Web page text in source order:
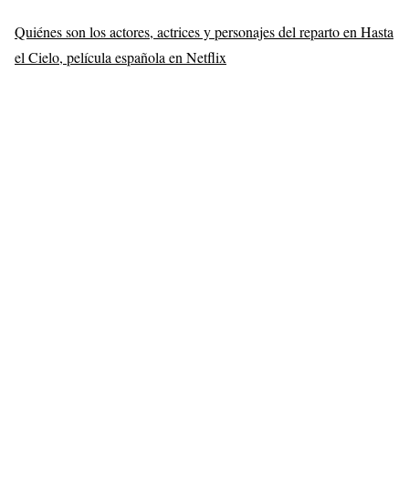
Quiénes son los actores, actrices y personajes del reparto en Hasta
el Cielo, película española en Netflix